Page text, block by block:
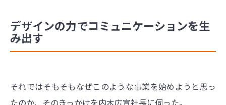
デザインの力でコミュニケーションを生
み出す
それではそもそもなぜこのような事業を始めようと思っ